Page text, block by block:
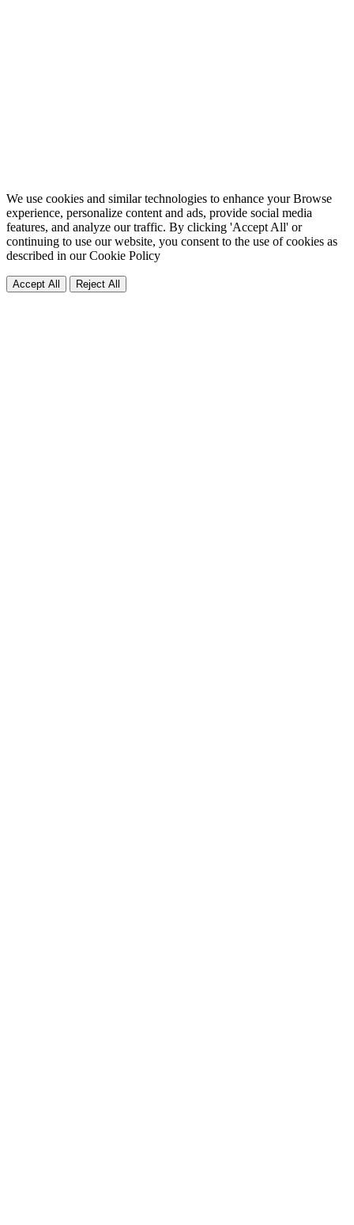
We use cookies and similar technologies to enhance your Browse
experience, personalize content and ads, provide social media
features, and analyze our traffic. By clicking 'Accept All' or
continuing to use our website, you consent to the use of cookies as
described in ourCookie Policy
Accept All Reject All